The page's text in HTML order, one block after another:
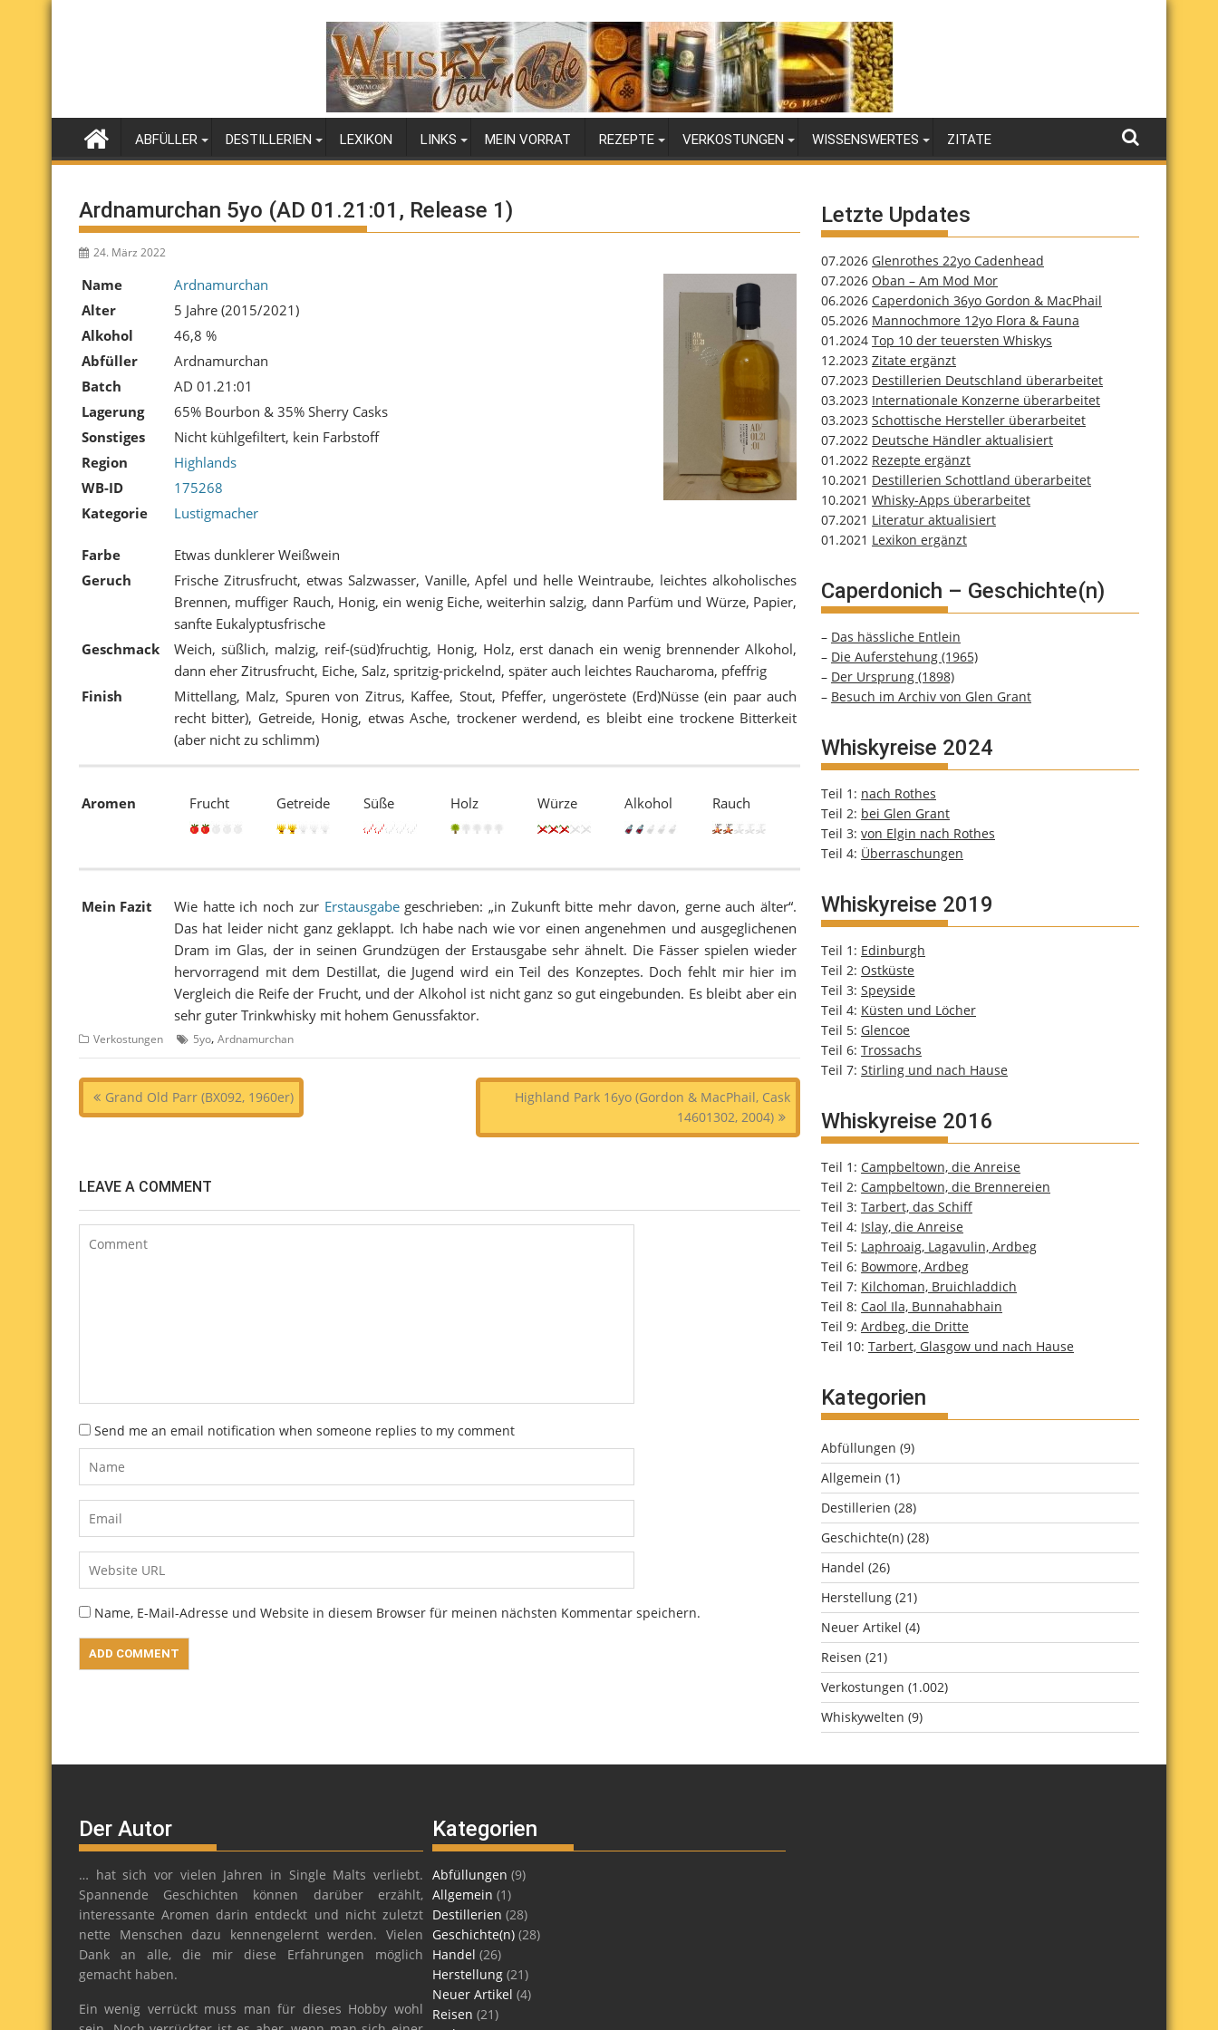
Skip
ABFÜLLER DESTILLERIEN LEXIKON LINKS MEIN VORRAT REZEPTE VERKOSTUNGEN WISSENSWERTES ZITATE
Ardnamurchan 5yo (AD 01.21:01, Release 1)
24. März 2022
Name
Ardnamurchan
Alter
5 Jahre (2015/2021)
Alkohol
46,8 %
Abfüller
Ardnamurchan
Batch
AD 01.21:01
Lagerung
65% Bourbon & 35% Sherry Casks
Sonstiges
Nicht kühlgefiltert, kein Farbstoff
Region
Highlands
WB-ID
175268
Kategorie
Lustigmacher
Farbe
Etwas dunklerer Weißwein
Geruch
Frische Zitrusfrucht, etwas Salzwasser, Vanille, Apfel und helle Weintraube, leichtes alkoholisches
Brennen, muffiger Rauch, Honig, ein wenig Eiche, weiterhin salzig, dann Parfüm und Würze, Papier,
sanfte Eukalyptusfrische
Geschmack
Weich, süßlich, malzig, reif-(süd)fruchtig, Honig, Holz, erst danach ein wenig brennender Alkohol,
dann eher Zitrusfrucht, Eiche, Salz, spritzig-prickelnd, später auch leichtes Raucharoma, pfeffrig
Finish
Mittellang, Malz, Spuren von Zitrus, Kaffee, Stout, Pfeffer, ungeröstete (Erd)Nüsse (ein paar auch
recht bitter), Getreide, Honig, etwas Asche, trockener werdend, es bleibt eine trockene Bitterkeit
(aber nicht zu schlimm)
Aromen Frucht Getreide Süße Holz Würze Alkohol Rauch
Mein Fazit Wie hatte ich noch zur Erstausgabegeschrieben: „in Zukunft bitte mehr davon, gerne auch älter“.
Das hat leider nicht ganz geklappt. Ich habe nach wie vor einen angenehmen und ausgeglichenen
Dram im Glas, der in seinen Grundzügen der Erstausgabe sehr ähnelt. Die Fässer spielen wieder
hervorragend mit dem Destillat, die Jugend wird ein Teil des Konzeptes. Doch fehlt mir hier im
Vergleich die Reife der Frucht, und der Alkohol ist nicht ganz so gut eingebunden. Es bleibt aber ein
sehr guter Trinkwhisky mit hohem Genussfaktor.
Verkostungen 5yo, Ardnamurchan
Beitragsnavigation
Grand Old Parr (BX092, 1960er)
Highland Park 16yo (Gordon & MacPhail, Cask
14601302, 2004)
LEAVE A COMMENT
Send me an email notification when someone replies to my comment
Name, E-Mail-Adresse und Website in diesem Browser für meinen nächsten Kommentar speichern.
Letzte Updates
07.2026 Glenrothes 22yo Cadenhead
07.2026 Oban – Am Mod Mor
06.2026 Caperdonich 36yo Gordon & MacPhail
05.2026 Mannochmore 12yo Flora & Fauna
01.2024 Top 10 der teuersten Whiskys
12.2023 Zitate ergänzt
07.2023 Destillerien Deutschland überarbeitet
03.2023 Internationale Konzerne überarbeitet
03.2023 Schottische Hersteller überarbeitet
07.2022 Deutsche Händler aktualisiert
01.2022 Rezepte ergänzt
10.2021 Destillerien Schottland überarbeitet
10.2021 Whisky-Apps überarbeitet
07.2021 Literatur aktualisiert
01.2021 Lexikon ergänzt
Caperdonich – Geschichte(n)
– Das hässliche Entlein
– Die Auferstehung (1965)
– Der Ursprung (1898)
– Besuch im Archiv von Glen Grant
Whiskyreise 2024
Teil 1: nach Rothes
Teil 2: bei Glen Grant
Teil 3: von Elgin nach Rothes
Teil 4: Überraschungen
Whiskyreise 2019
Teil 1: Edinburgh
Teil 2: Ostküste
Teil 3: Speyside
Teil 4: Küsten und Löcher
Teil 5: Glencoe
Teil 6: Trossachs
Teil 7: Stirling und nach Hause
Whiskyreise 2016
Teil 1: Campbeltown, die Anreise
Teil 2: Campbeltown, die Brennereien
Teil 3: Tarbert, das Schiff
Teil 4: Islay, die Anreise
Teil 5: Laphroaig, Lagavulin, Ardbeg
Teil 6: Bowmore, Ardbeg
Teil 7: Kilchoman, Bruichladdich
Teil 8: Caol Ila, Bunnahabhain
Teil 9: Ardbeg, die Dritte
Teil 10: Tarbert, Glasgow und nach Hause
Kategorien
Abfüllungen (9)
Allgemein (1)
Destillerien (28)
Geschichte(n) (28)
Handel (26)
Herstellung (21)
Neuer Artikel (4)
Reisen (21)
Verkostungen (1.002)
Whiskywelten (9)
Der Autor
… hat sich vor vielen Jahren in Single Malts verliebt.
Spannende Geschichten können darüber erzählt,
interessante Aromen darin entdeckt und nicht zuletzt
nette Menschen dazu kennengelernt werden. Vielen
Dank an alle, die mir diese Erfahrungen möglich
gemacht haben.
Ein wenig verrückt muss man für dieses Hobby wohl
Kategorien
Abfüllungen (9)
Allgemein (1)
Destillerien (28)
Geschichte(n)(28)
Handel (26)
Herstellung(21)
Neuer Artikel (4)
Reisen (21)